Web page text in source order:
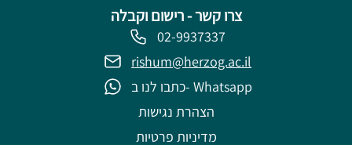
צרו קשר - רישום וקבלה
02-9937337
rishum@herzog.ac.il
כתבו לנו ב- Whatsapp
הצהרת נגישות
מדיניות פרטיות